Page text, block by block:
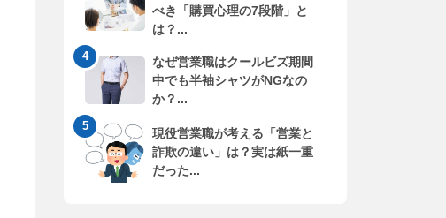
べき「購買心理の7段階」と
は？...
なぜ営業職はクールビズ期間
中でも半袖シャツがNGなの
か？...
現役営業職が考える「営業と
詐欺の違い」は？実は紙一重
だった...